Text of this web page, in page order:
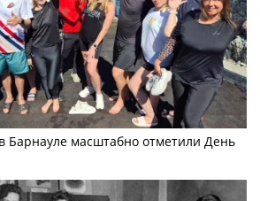
Барнауле масштабно отметили День